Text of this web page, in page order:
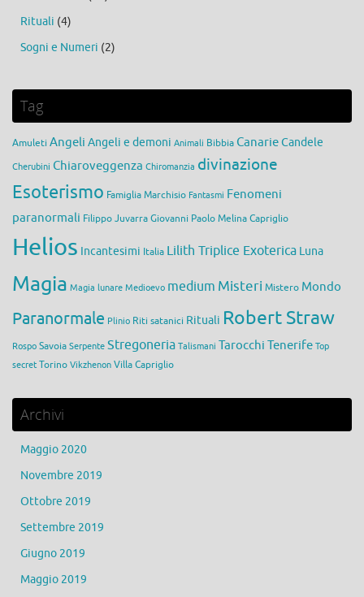
Rituali (4)
Sogni e Numeri (2)
Tag
Amuleti Angeli Angeli e demoni Animali Bibbia CanarieCandele
Cherubini Chiaroveggenza Chiromanzia divinazione
Esoterismo Famiglia Marchisio Fantasmi Fenomeni
paranormali Filippo JuvarraGiovanni Paolo Melina Capriglio
Helios Incantesimi Italia Lilith Triplice Exoterica Luna
Magia Magia lunare Medioevo medium Misteri Mistero Mondo
Paranormale Plinio Riti satanici Rituali Robert Straw
Rospo Savoia Serpente Stregoneria Talismani Tarocchi Tenerife Top
secret Torino Vikzhenon Villa Capriglio
Archivi
Maggio 2020
Novembre 2019
Ottobre 2019
Settembre 2019
Giugno 2019
Maggio 2019